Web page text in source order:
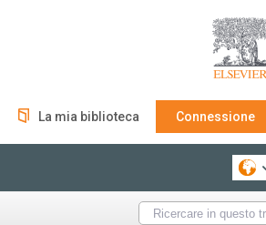
La mia biblioteca Connessione